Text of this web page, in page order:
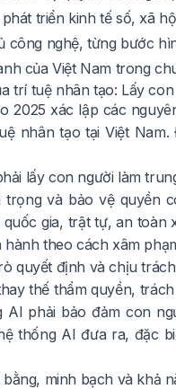
triển kinh tế số, xã
công nghệ, từng bước
của Việt Nam trong
trí tuệ nhân tạo: Lấy
2025 xác lập các
nhân tạo tại Việt
lấy con người làm
và bảo vệ quyền
gia, trật tự, an
theo cách xâm
quyết định và chịu
thế thẩm quyền,
AI phải bảo đảm con
thống AI đưa ra, đặc
minh bạch và khả